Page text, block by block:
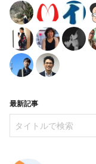
最新記事